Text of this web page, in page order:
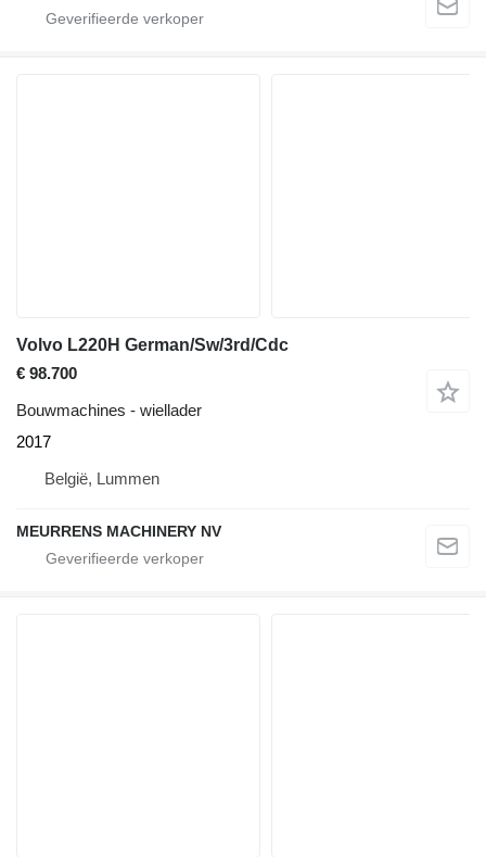
Volvo L220H German/Sw/3rd/Cdc
€ 98.700
Bouwmachines - wiellader
2017
België, Lummen
MEURRENS MACHINERY NV